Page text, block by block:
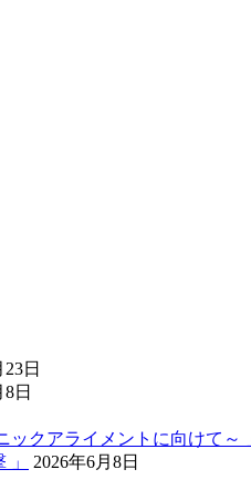
日
日
クアライメントに向けて～
2026年6月8日